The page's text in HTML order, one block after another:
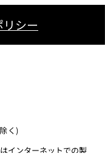
シー
く)
インターネットでの製